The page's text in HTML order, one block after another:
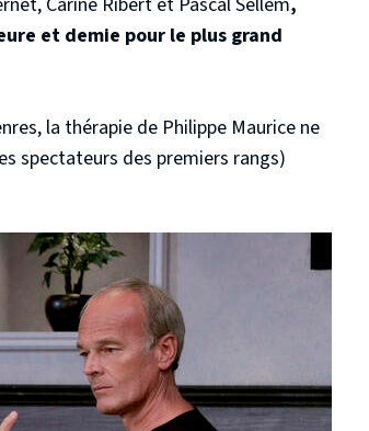
et demie pour le plus grand
la thérapie de Philippe Maurice ne
spectateurs des premiers rangs)